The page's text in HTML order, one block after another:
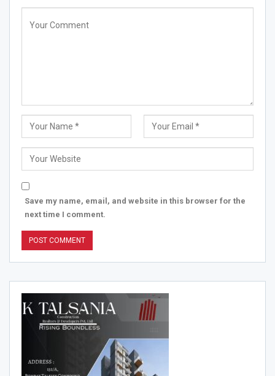
Save my name, email, and website in this browser for the
next time I comment.